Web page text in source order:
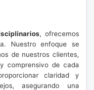
, ofrecemos
Nuestro enfoque se
de nuestros clientes,
comprensivo de cada
claridad y
asegurando una